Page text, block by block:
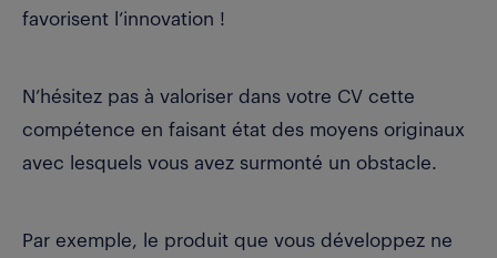
favorisent l’innovation !
N’hésitez pas à valoriser dans votre CV cette
compétence en faisant état des moyens originaux
avec lesquels vous avez surmonté un obstacle.
Par exemple, le produit que vous développez ne